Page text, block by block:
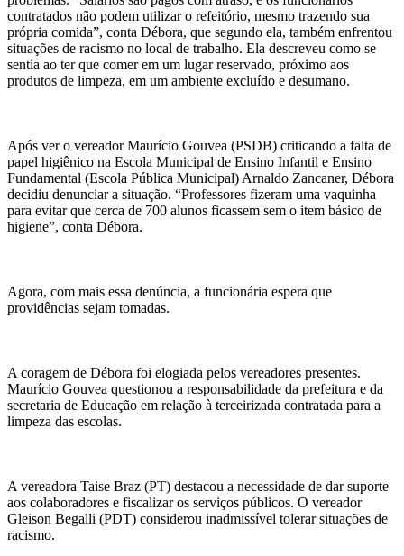
contratados não podem utilizar o refeitório, mesmo trazendo sua
própria comida”, conta Débora, que segundo ela, também enfrentou
situações de racismo no local de trabalho. Ela descreveu como se
sentia ao ter que comer em um lugar reservado, próximo aos
produtos de limpeza, em um ambiente excluído e desumano.
Após ver o vereador Maurício Gouvea (PSDB) criticando a falta de
papel higiênico na Escola Municipal de Ensino Infantil e Ensino
Fundamental (Escola Pública Municipal) Arnaldo Zancaner, Débora
decidiu denunciar a situação. “Professores fizeram uma vaquinha
para evitar que cerca de 700 alunos ficassem sem o item básico de
higiene”, conta Débora.
Agora, com mais essa denúncia, a funcionária espera que
providências sejam tomadas.
A coragem de Débora foi elogiada pelos vereadores presentes.
Maurício Gouvea questionou a responsabilidade da prefeitura e da
secretaria de Educação em relação à terceirizada contratada para a
limpeza das escolas.
A vereadora Taise Braz (PT) destacou a necessidade de dar suporte
aos colaboradores e fiscalizar os serviços públicos. O vereador
Gleison Begalli (PDT) considerou inadmissível tolerar situações de
racismo.